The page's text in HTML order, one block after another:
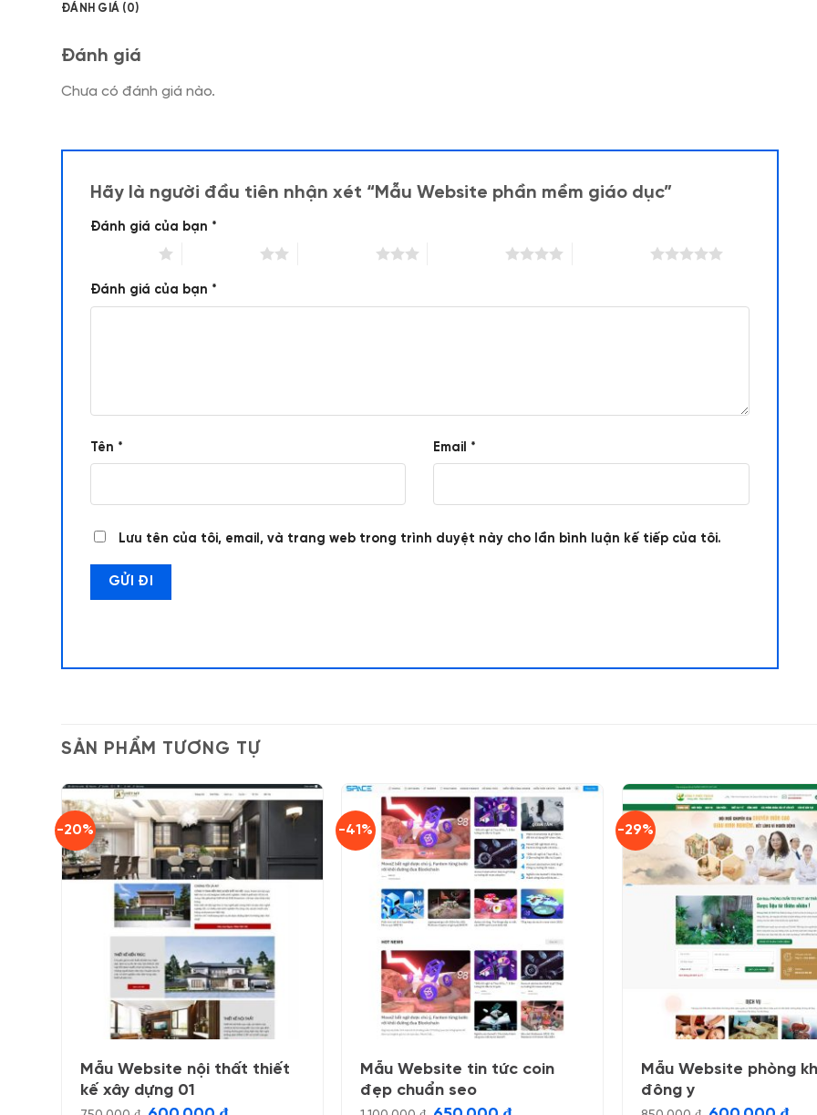
ĐÁNH GIÁ (0)
Đánh giá
Chưa có đánh giá nào.
Hãy là người đầu tiên nhận xét “Mẫu Website phần mềm giáo dục”
Đánh giá của bạn *
Đánh giá của bạn *
Tên * Email *
Lưu tên của tôi, email, và trang web trong trình duyệt này cho lần bình luận kế tiếp của tôi.
SẢN PHẨM TƯƠNG TỰ
-20%
Mẫu Website nội thất thiết
kế xây dựng 01
Giá
Giá
-41%
Mẫu Website tin tức coin
đẹp chuẩn seo
Giá
Giá
-29%
Mẫu Website phòng
đông y
Giá
Giá